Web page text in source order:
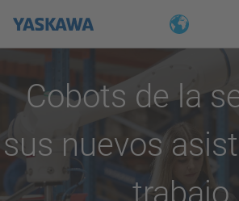
Cobots de la
sus nuevos
trabajo